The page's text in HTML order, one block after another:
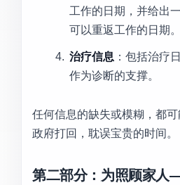
工作的日期，并给出
可以重返工作的日期。
治疗信息 ：包括治疗
作为诊断的支撑。
任何信息的缺失或模糊，都
政府打回，耽误宝贵的时间。
第二部分：为照顾家